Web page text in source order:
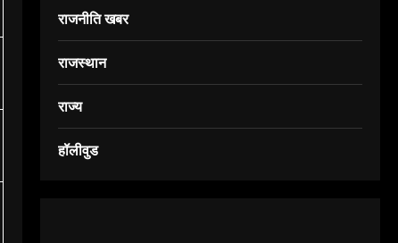
राजनीति खबर
राजस्थान
राज्य
हॉलीवुड